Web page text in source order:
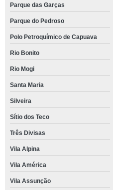
Parque das Garças
Parque do Pedroso
Polo Petroquímico de Capuava
Rio Bonito
Rio Mogi
Santa Maria
Silveira
Sítio dos Teco
Três Divisas
Vila Alpina
Vila América
Vila Assunção